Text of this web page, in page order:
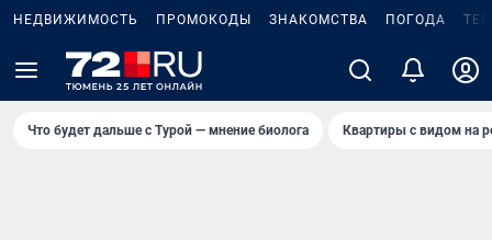
НЕДВИЖИМОСТЬ ПРОМОКОДЫ ЗНАКОМСТВА ПОГОДА
Что будет дальше с Турой — мнение биолога Квартиры с видом на